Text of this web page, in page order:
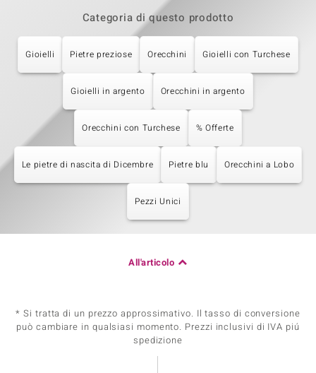
Categoria di questo prodotto
Gioielli Pietre preziose Orecchini Gioielli con Turchese
Gioielli in argento Orecchini in argento
Orecchini con Turchese % Offerte
Le pietre di nascita di Dicembre Pietre blu Orecchini a Lobo
Pezzi Unici
All'articolo
* Si tratta di un prezzo approssimativo. Il tasso di conversione
può cambiare in qualsiasi momento. Prezzi inclusivi di IVA piú
spedizione